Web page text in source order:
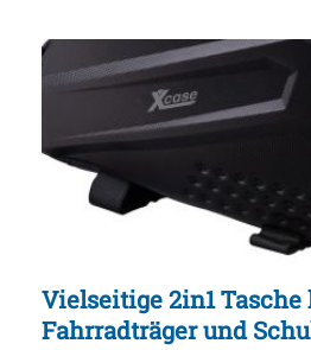
Vielseitige 2in1
Fahrradträger und